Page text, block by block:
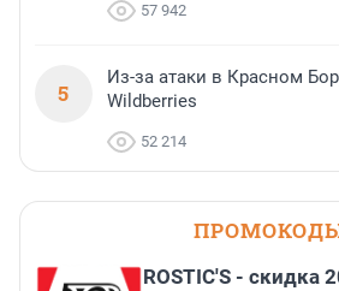
57 942
5
Из-за атаки в Красном
Wildberries
52 214
ROSTIC'S - скидка